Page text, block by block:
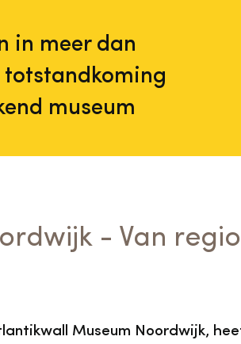
in meer dan
museum
- Van
Museum Noordwijk,